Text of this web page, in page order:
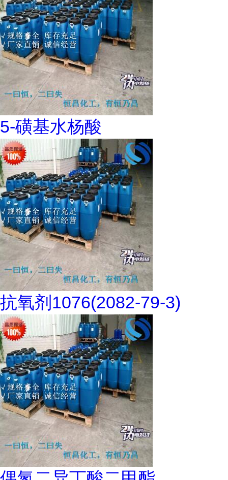
5-磺基水杨酸
抗氧剂1076(2082-79-3)